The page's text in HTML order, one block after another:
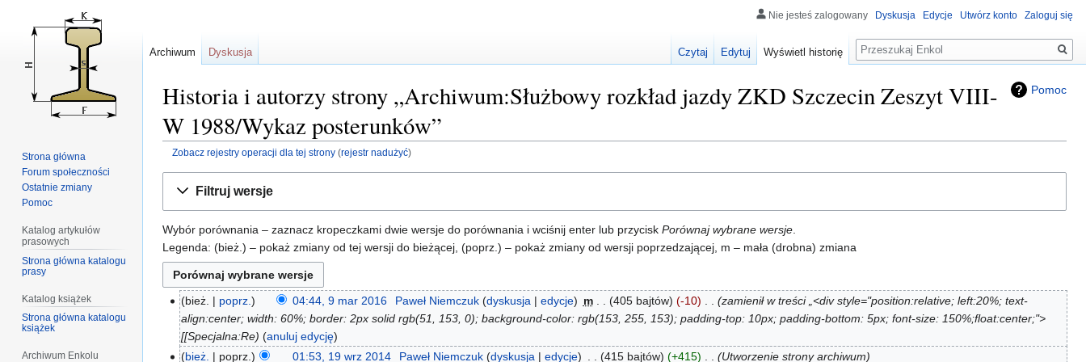
Pomoc
Historia i autorzy strony „Archiwum:Służbowy rozkład jazdy ZKD Szczecin Zeszyt VIII-
W 1988/Wykaz posterunków”
Zobacz rejestry operacji dla tej strony(rejestr nadużyć)
Filtruj wersje
Wybór porównania – zaznacz kropeczkami dwie wersje do porównania i wciśnij enter lub przycisk Porównaj wybrane wersje
Legenda: (bież.) – pokaż zmiany od tej wersji do bieżącej, (poprz.) – pokaż zmiany od wersji poprzedzającej, m – mała (drobna) zmiana
bież. poprz. 04:44, 9 mar 2016 Paweł Niemczuk dyskusja edycje m 405 bajtów -10
zamienił w treści „<div style="position:relative; left:20%; text-
align:center; width: 60%; border: 2px solid rgb(51, 153, 0); background-color: rgb(153, 255, 153); padding-top: 10px; padding-bottom: 5px; font-size: 150%;float:center;">
[[Specjalna:Re
anuluj edycję
bież.
poprz. 01:53, 19 wrz 2014 Paweł Niemczuk dyskusja edycje 415 bajtów +415 Utworzenie strony archiwum
Nie jesteś zalogowany Dyskusja Edycje Utwórz konto Zaloguj się
Archiwum Dyskusja Czytaj Edytuj Wyświetl historię
Szukaj
Strona główna
Forum społeczności
Ostatnie zmiany
Pomoc
Katalog artykułów
prasowych
Strona główna katalogu
prasy
Katalog książek
Strona główna katalogu
książek
Archiwum Enkolu